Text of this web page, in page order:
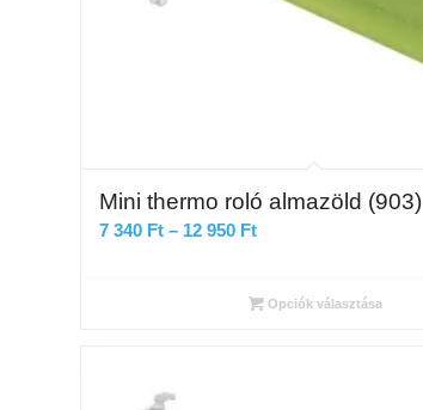
Mini thermo roló almazöld (903)
7 340 Ft – 12 950 FtÁrtartomány:
-
Opciók választása